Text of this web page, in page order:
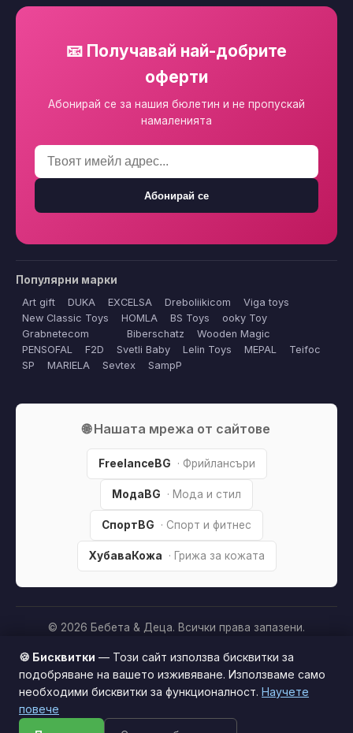
📧 Получавай най-добрите
оферти
Абонирай се за нашия бюлетин и не пропускай
намаленията
Абонирай се
Популярни марки
Art gift DUKA EXCELSA Dreboliikicom
Viga toys
New Classic Toys
HOMLA BS Toys
ooky Toy
Grabnetecom
Biberschatz
Wooden Magic
PENSOFAL
F2D Svetli Baby Lelin Toys MEPAL
Teifoc
SP
MARIELA Sevtex SampP
🌐 Нашата мрежа от сайтове
FreelanceBG · Фрийлансъри
МодаBG · Мода и стил
СпортBG · Спорт и фитнес
ХубаваКожа · Грижа за кожата
© 2026 Бебета & Деца. Всички права запазени.
Партньорско разкриване:
Този сайт е независим и
съдържа партньорски (affiliate) линкове. Когато купите
продукт през тях, може да получим малка комисиона от
това да оскъпява покупката за вас. Това
ни помага да поддържаме сайта безплатен.
Този сайт използва бисквитки за по-добро
🍪 Бисквитки — Този сайт използва бисквитки за
подобряване на вашето изживяване. Използваме само
необходими бисквитки за функционалност. Научете
повече